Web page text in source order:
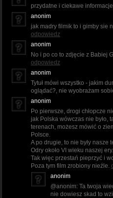
przydatne i ciekawe
anonim
jak madry filmik to i gimby sie
odpowiedz
anonim
No i po co to zdjęcie z Babiej
odpowiedz
anonim
Tytuł mówi wszystko - jakim
oglądać?, nie wyobrażam
anonim
Po pierwsze, drogi chłopcze
jak Polska wówczas nie było,
terenach, możesz mówić o
Polsce.
A po drugie, to nie były nasze
Odry około VI wieku naszej ery.
Tak więc przestań pieprzyć i
Poza tym film zrobiony nieźle.
anonim
@anonim: Ta twoja
nie dowiesz skad to